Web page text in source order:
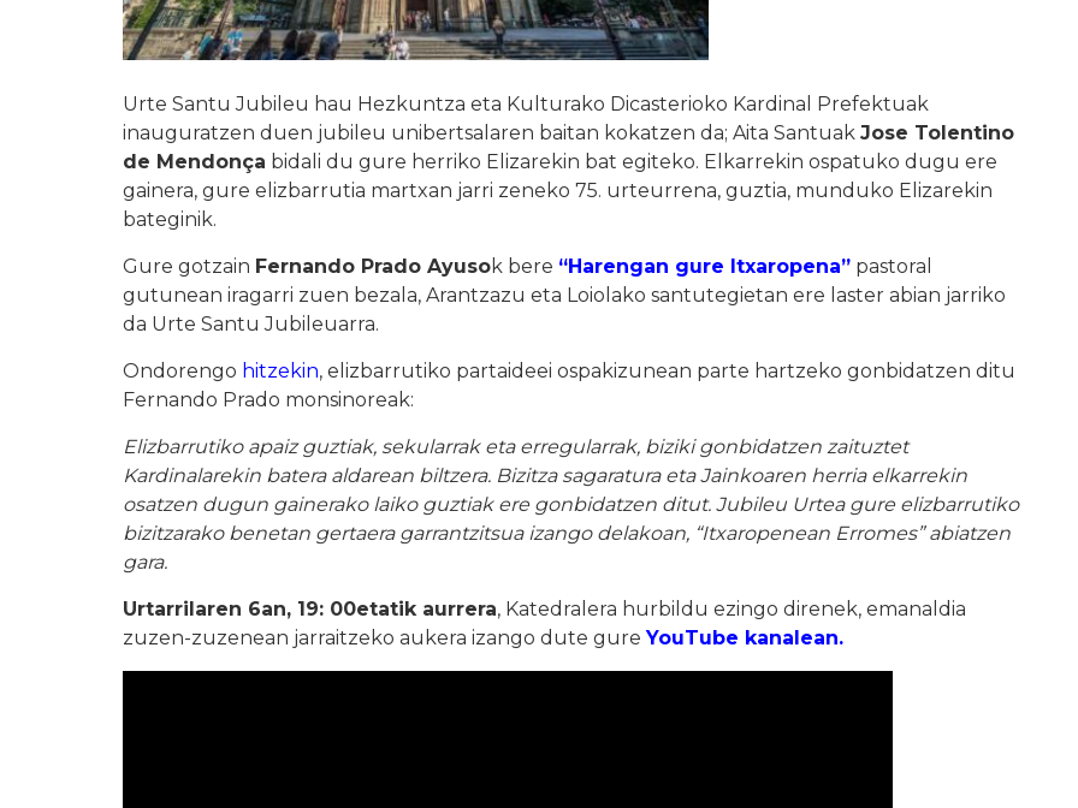
Urte Santu Jubileu hau Hezkuntza eta Kulturako Dicasterioko Kardinal Prefektuak
inauguratzen duen jubileu unibertsalaren baitan kokatzen da; Aita Santuak Jose Tolentino
de Mendonça bidali du gure herriko Elizarekin bat egiteko. Elkarrekin ospatuko dugu ere
gainera, gure elizbarrutia martxan jarri zeneko 75. urteurrena, guztia, munduko Elizarekin
bateginik.
Gure gotzain Fernando Prado Ayusok bere “Harengan gure Itxaropena” pastoral
gutunean iragarri zuen bezala, Arantzazu eta Loiolako santutegietan ere laster abian jarriko
da Urte Santu Jubileuarra.
Ondorengo hitzekin, elizbarrutiko partaideei ospakizunean parte hartzeko gonbidatzen ditu
Fernando Prado monsinoreak:
Elizbarrutiko apaiz guztiak, sekularrak eta erregularrak, biziki gonbidatzen zaituztet
Kardinalarekin batera aldarean biltzera. Bizitza sagaratura eta Jainkoaren herria elkarrekin
osatzen dugun gainerako laiko guztiak ere gonbidatzen ditut. Jubileu Urtea gure elizbarrutiko
bizitzarako benetan gertaera garrantzitsua izango delakoan, “Itxaropenean Erromes” abiatzen
gara.
Urtarrilaren 6an, 19: 00etatik aurrera, Katedralera hurbildu ezingo direnek, emanaldia
zuzen-zuzenean jarraitzeko aukera izango dute gureYouTube kanalean.